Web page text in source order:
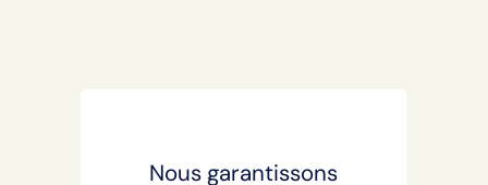
Nous garantissons